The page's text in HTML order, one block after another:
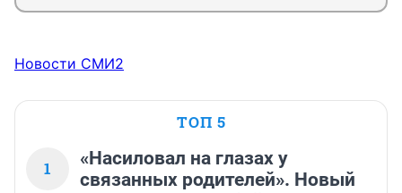
Новости СМИ2
ТОП 5
1
«Насиловал на глазах у
связанных родителей». Новый